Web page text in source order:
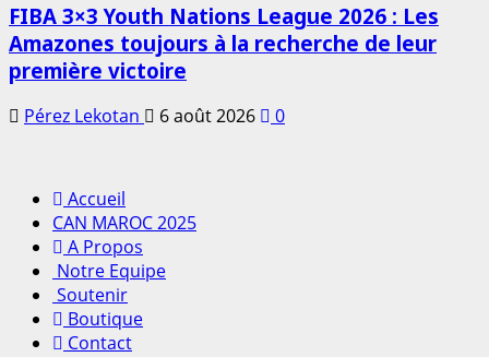
FIBA 3×3 Youth Nations League 2026 : Les
Amazones toujours à la recherche de leur
première victoire
Pérez Lekotan 6 août 2026 0
Accueil
CAN MAROC 2025
A Propos
Notre Equipe
Soutenir
Boutique
Contact